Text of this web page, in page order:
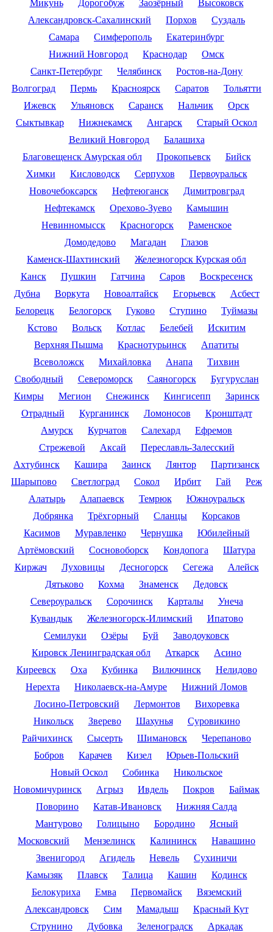
Микунь Дорогобуж Заозёрный
Высоковск
Александровск-Сахалинский
Порхов
Суздаль
Самара
Симферополь
Екатеринбург
Нижний Новгород
Краснодар
Омск
Санкт-Петербург
Челябинск
Ростов-на-Дону
Волгоград
Пермь Красноярск Саратов
Тольятти
Ижевск
Ульяновск Саранск Нальчик
Орск
Сыктывкар
Нижнекамск Ангарск
Старый Оскол
Великий Новгород
Балашиха
Благовещенск Амурская обл
Прокопьевск
Бийск
Химки
Кисловодск Серпухов
Первоуральск
Новочебоксарск
Нефтеюганск
Димитровград
Нефтекамск
Орехово-Зуево
Камышин
Невинномысск
Красногорск
Раменское
Домодедово
Магадан
Глазов
Каменск-Шахтинский
Железногорск Курская обл
Канск
Пушкин Гатчина Саров
Воскресенск
Дубна
Воркута Новоалтайск Егорьевск
Асбест
Белорецк
Белогорск Гуково Ступино
Туймазы
Кстово
Вольск Котлас Белебей
Искитим
Верхняя Пышма
Краснотурьинск
Апатиты
Всеволожск
Михайловка Анапа
Тихвин
Свободный
Североморск Саяногорск
Бугуруслан
Кимры
Мегион Снежинск Кингисепп
Заринск
Отрадный
Курганинск Ломоносов
Кронштадт
Амурск
Курчатов Салехард
Ефремов
Стрежевой
Аксай
Переславль-Залесский
Ахтубинск
Кашира Заинск Лянтор
Партизанск
Шарыпово
Светлоград Сокол Ирбит Гай
Реж
Алатырь
Алапаевск Темрюк
Южноуральск
Добрянка
Трёхгорный Сланцы
Корсаков
Касимов
Муравленко Чернушка
Юбилейный
Артёмовский
Сосновоборск Кондопога
Шатура
Киржач
Луховицы Десногорск Сегежа
Алейск
Дятьково
Кохма Знаменск
Дедовск
Североуральск
Сорочинск Карталы
Унеча
Кувандык
Железногорск-Илимский
Ипатово
Семилуки
Озёры Буй
Заводоуковск
Кировск Ленинградская обл
Аткарск
Асино
Киреевск
Оха Кубинка Вилючинск
Нелидово
Нерехта
Николаевск-на-Амуре
Нижний Ломов
Лосино-Петровский
Лермонтов
Вихоревка
Никольск
Зверево Шахунья
Суровикино
Райчихинск
Сысерть Шимановск
Черепаново
Бобров
Карачев Кизел
Юрьев-Польский
Новый Оскол
Собинка
Никольское
Новомичуринск
Агрыз Ивдель Покров
Баймак
Поворино
Катав-Ивановск
Нижняя Салда
Мантурово
Голицыно Бородино
Ясный
Московский
Мензелинск Калининск
Навашино
Звенигород
Агидель Невель
Сухиничи
Камызяк
Плавск Талица Кашин
Кодинск
Белокуриха
Емва Первомайск
Вяземский
Александровск
Сим Мамадыш
Красный Кут
Струнино
Дубовка Зеленоградск
Аркадак